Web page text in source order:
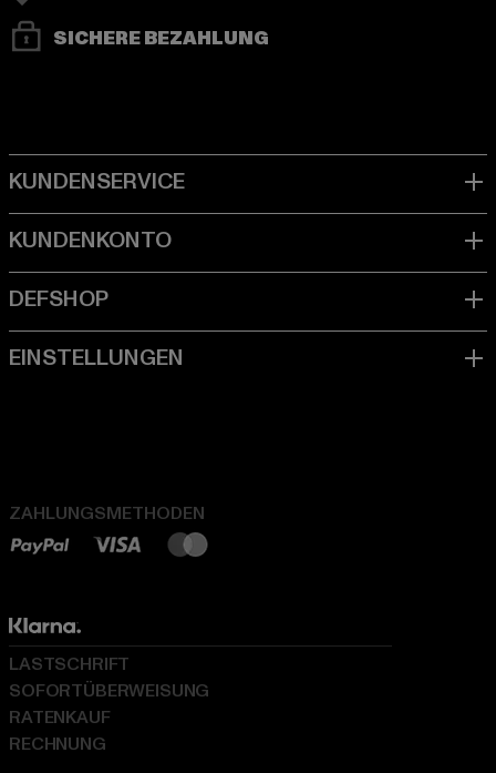
SICHERE BEZAHLUNG
ZAHLUNGSMETHODEN
LASTSCHRIFT
SOFORTÜBERWEISUNG
RATENKAUF
RECHNUNG